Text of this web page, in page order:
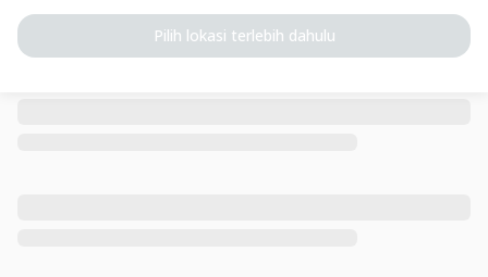
Pilih lokasi terlebih dahulu